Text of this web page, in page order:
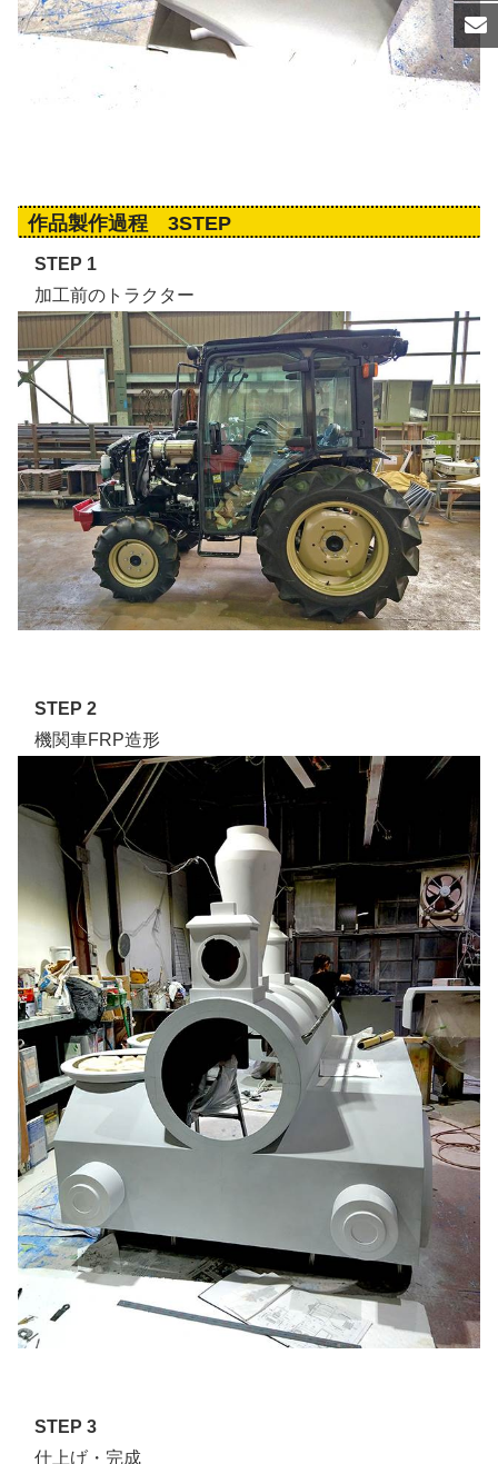
作品製作過程 3STEP
STEP 1
加工前のトラクター
STEP 2
機関車FRP造形
STEP 3
仕上げ・完成